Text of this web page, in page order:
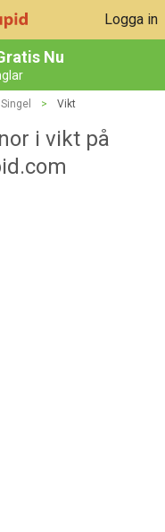
Logga in
Nu
Singel > Vikt
i vikt på